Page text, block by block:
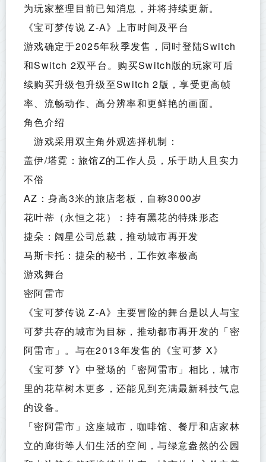
为玩家整理目前已知消息，并将持续更新。
《宝可梦传说 Z-A》上市时间及平台
游戏确定于2025年秋季发售，同时登陆Switch
和Switch 2双平台。购买Switch版的玩家可后
续购买升级包升级至Switch 2版，享受更高帧
率、流畅动作、高分辨率和更鲜艳的画面。
角色介绍
游戏采用双主角外观选择机制：
盖伊/塔霓：旅馆Z的工作人员，乐于助人且实力
不俗
AZ：身高3米的旅店老板，自称3000岁
花叶蒂（永恒之花）：持有黑花的特殊形态
捷朵：阔星公司总裁，推动城市再开发
马斯卡托：捷朵的秘书，工作效率极高
游戏舞台
密阿雷市
《宝可梦传说 Z-A》主要冒险的舞台是以人与宝
可梦共存的城市为目标，推动都市再开发的「密
阿雷市」。与在2013年发售的《宝可梦 X》
《宝可梦 Y》中登场的「密阿雷市」相比，城市
里的花草树木更多，还能见到充满最新科技气息
的设备。
「密阿雷市」这座城市，咖啡馆、餐厅和店家林
立的廊街等人们生活的空间，与绿意盎然的公园